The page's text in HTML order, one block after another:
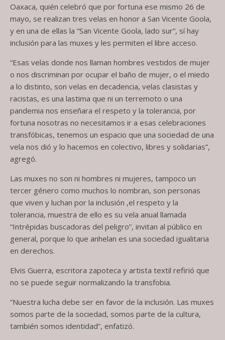
Oaxaca, quién celebró que por fortuna ese mismo 26 de
mayo, se realizan tres velas en honor a San Vicente Goola,
y en una de ellas la “San Vicente Goola, lado sur”, sí hay
inclusión para las muxes y les permiten el libre acceso.
“Esas velas donde nos llaman hombres vestidos de mujer
o nos discriminan por ocupar el baño de mujer, o el miedo
a lo distinto, son velas en decadencia, velas clasistas y
racistas, es una lastima que ni un terremoto o una
pandemia nos enseñara el respeto y la tolerancia, por
fortuna nosotras no necesitamos ir a esas celebraciones
transfóbicas, tenemos un espacio que una sociedad de una
vela nos dió y lo hacemos en colectivo, libres y solidarias”,
agregó.
Las muxes no son ni hombres ni mujeres, tampoco un
tercer género como muchos lo nombran, son personas
que viven y luchan por la inclusión ,el respeto y la
tolerancia, muestra de ello es su vela anual llamada
“Intrépidas buscadoras del peligro”, invitan al público en
general, porque lo que anhelan es una sociedad igualitaria
en derechos.
Elvis Guerra, escritora zapoteca y artista textil refirió que
no se puede seguir normalizando la transfobia.
“Nuestra lucha debe ser en favor de la inclusión. Las muxes
somos parte de la sociedad, somos parte de la cultura,
también somos identidad”, enfatizó.